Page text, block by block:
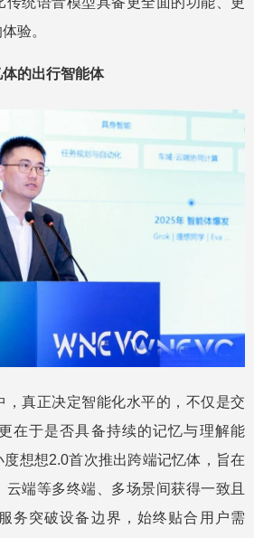
验。
的出行智能体
，真正决定智能化水平的，不仅是交
在于是否具备持续的记忆与理解能
想想2.0首次推出跨端记忆体，旨在
端等多终端、多场景间获得一致且
务突破设备边界，始终贴合用户需